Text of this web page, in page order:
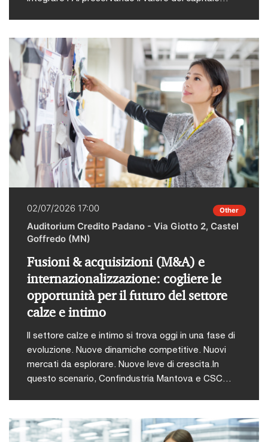
Bologna, organizzato da IFAB e in programma il 2
luglio a Bologna dalle ore 18.00. Una serata
costruita per scoprire i trend emergenti dal
panorama AI, ascoltare i pitch di startup che
operano su questa frontiera e riflettere insieme sul
futuro di questa tecnologia. PwC Italia partecipa
con Roberto Sollevanti, Partner PwC Italia, Anna
Elisabetta Ziri, Director PwC Italia e Valentina Anna
Buccarelli Senior Associate PwC Italia. Per il
programma completo e per ulteriori informazioni
cliccare qui.
02/07/2026 17:00 Other
Auditorium Credito Padano - Via Giotto 2, Castel
Goffredo (MN)
Fusioni & acquisizioni (M&A) e
internazionalizzazione: cogliere le
opportunità per il futuro del settore
calze e intimo
Il settore calze e intimo si trova oggi in una fase di
evoluzione. Nuove dinamiche competitive. Nuovi
mercati da esplorare. Nuove leve di crescita.In
questo scenario, Confindustria Mantova e CSC
e trasformarlo in opportunità concrete. L’evento
riunisce rappresentanti del mondo industriale,